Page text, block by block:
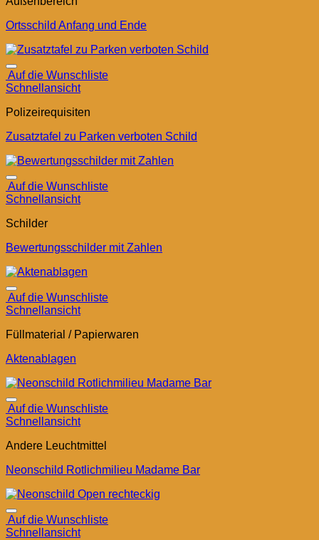
Ortsschild Anfang und Ende
Auf die Wunschliste
Schnellansicht
Polizeirequisiten
Zusatztafel zu Parken verboten Schild
Auf die Wunschliste
Schnellansicht
Schilder
Bewertungsschilder mit Zahlen
Auf die Wunschliste
Schnellansicht
Füllmaterial / Papierwaren
Aktenablagen
Auf die Wunschliste
Schnellansicht
Andere Leuchtmittel
Neonschild Rotlichmilieu Madame Bar
Auf die Wunschliste
Schnellansicht